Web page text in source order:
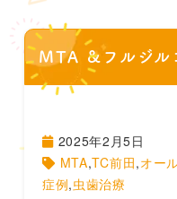
MTA &フルジ
2025年2月5日
MTA,TC前田,オー
症例,虫歯治療